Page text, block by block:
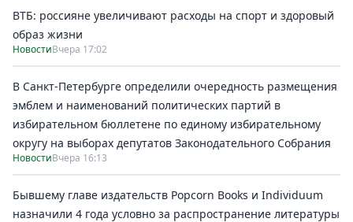
ВТБ: россияне увеличивают расходы на спорт и здоровый
образ жизни
НовостиВчера 17:02
В Санкт-Петербурге определили очередность размещения
эмблем и наименований политических партий в
избирательном бюллетене по единому избирательному
округу на выборах депутатов Законодательного Собрания
НовостиВчера 16:13
Бывшему главе издательств Popcorn Books и Individuum
назначили 4 года условно за распространение литературы